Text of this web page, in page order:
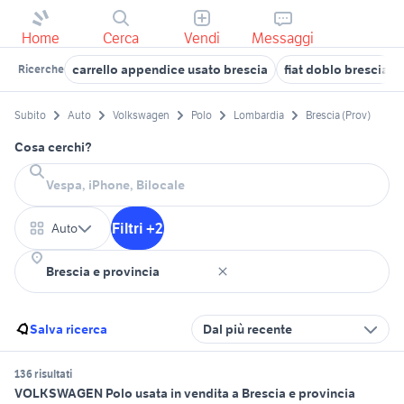
Home Cerca Vendi Messaggi
Ricerche carrello appendice usato brescia fiat doblo brescia
Subito Auto Volkswagen Polo Lombardia Brescia (Prov)
Cosa cerchi?
Auto Filtri +2
Salva ricerca Dal più recente
136 risultati
VOLKSWAGEN Polo usata in vendita a Brescia e provincia